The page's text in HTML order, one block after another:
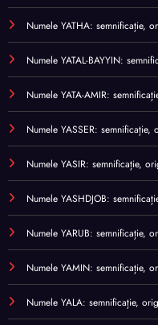
Numele YATHA: semnificație,
Numele YATAL-BAYYIN:
Numele YATA-AMIR:
Numele YASSER:
Numele YASIR: semnificație,
Numele YASHDJOB:
Numele YARUB: semnificație,
Numele YAMIN: semnificație,
Numele YALA: semnificație,